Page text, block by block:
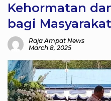
Kehormatan
bagi Masyarakat
Raja Ampat News
March 8, 2025